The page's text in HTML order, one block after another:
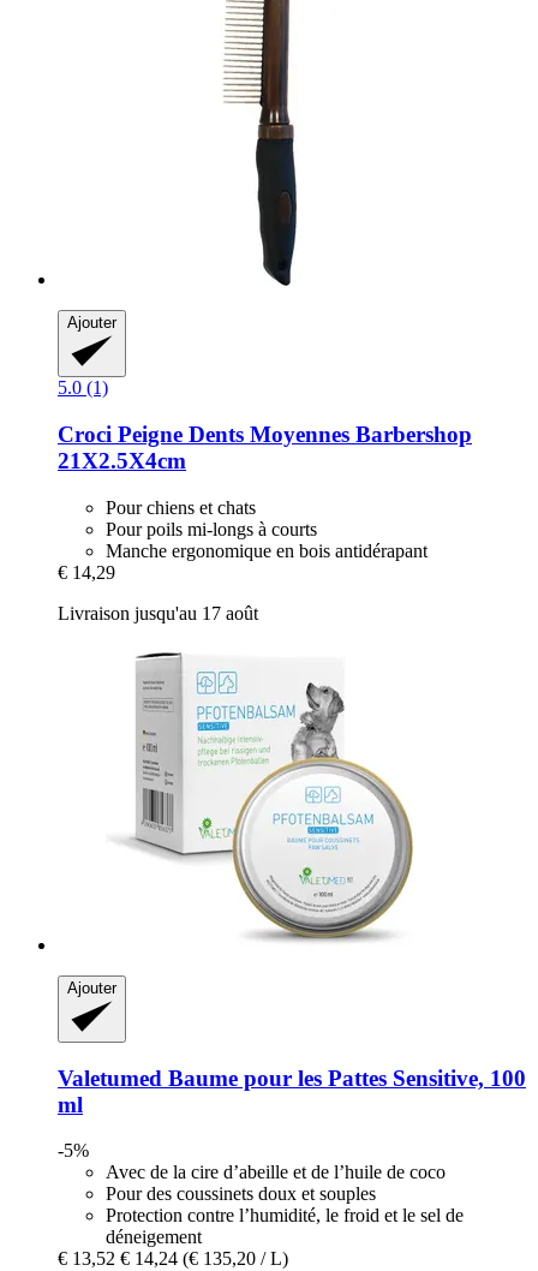
Ajouter
5.0 (1)
Croci Peigne Dents Moyennes Barbershop
21X2.5X4cm
Pour chiens et chats
Pour poils mi-longs à courts
Manche ergonomique en bois antidérapant
€ 14,29
Livraison jusqu'au 17 août
Ajouter
Valetumed Baume pour les Pattes Sensitive, 100
ml
-5%
Avec de la cire d’abeille et de l’huile de coco
Pour des coussinets doux et souples
Protection contre l’humidité, le froid et le sel de
déneigement
€ 13,52 € 14,24 (€ 135,20 / L)